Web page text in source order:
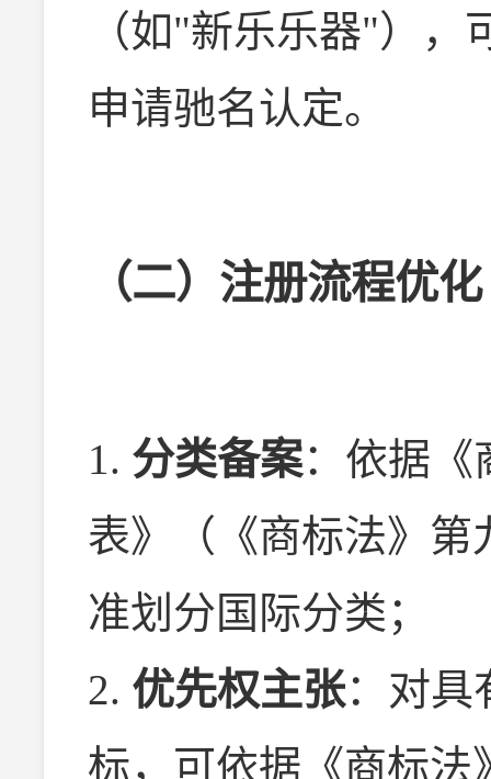
（如"新乐乐器"）
申请驰名认定。
（二）注册流程优化
1. 分类备案：依据《
表》（《商标法》第
准划分国际分类；
2. 优先权主张：对具
标，可依据《商标法